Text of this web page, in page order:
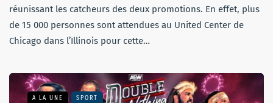
réunissant les catcheurs des deux promotions. En effet, plus
de 15 000 personnes sont attendues au United Center de
Chicago dans l’Illinois pour cette…
A LA UNE SPORT